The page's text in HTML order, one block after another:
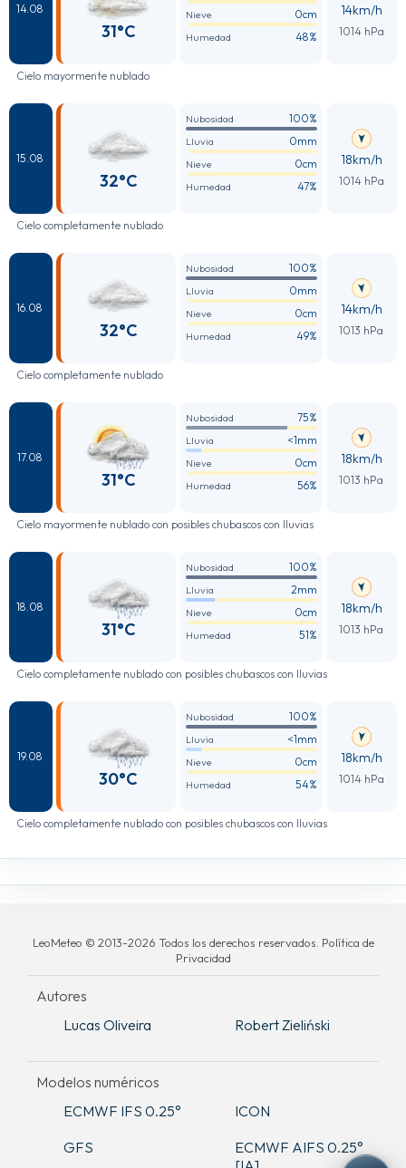
14.08
31°C
Nieve 0cm
Humedad 48%
14km/h
1014 hPa
Cielo mayormente nublado
15.08
32°C
Nubosidad 100%
Lluvia 0mm
Nieve 0cm
Humedad 47%
18km/h
1014 hPa
Cielo completamente nublado
16.08
32°C
Nubosidad 100%
Lluvia 0mm
Nieve 0cm
Humedad 49%
14km/h
1013 hPa
Cielo completamente nublado
17.08
31°C
Nubosidad 75%
Lluvia <1mm
Nieve 0cm
Humedad 56%
18km/h
1013 hPa
Cielo mayormente nublado con posibles chubascos con lluvias
18.08
31°C
Nubosidad 100%
Lluvia 2mm
Nieve 0cm
Humedad 51%
18km/h
1013 hPa
Cielo completamente nublado con posibles chubascos con lluvias
19.08
30°C
Nubosidad 100%
Lluvia <1mm
Nieve 0cm
Humedad 54%
18km/h
1014 hPa
Cielo completamente nublado con posibles chubascos con lluvias
LeoMeteo © 2013-2026 Todos los derechos reservados. Política de
Privacidad
Autores
Lucas Oliveira
Robert Zieliński
Modelos numéricos
ECMWF IFS 0.25°
ICON
GFS
ECMWF AIFS 0.25°